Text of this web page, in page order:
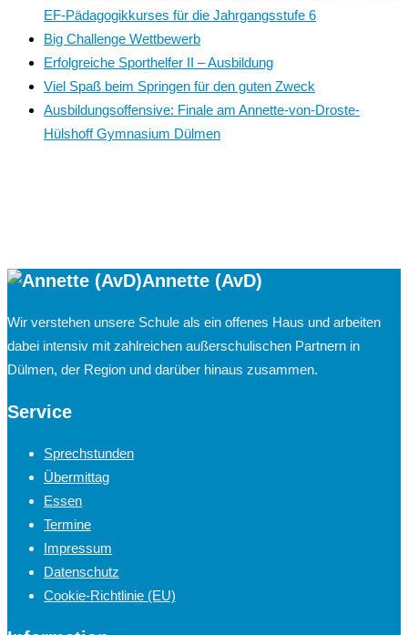
EF-Pädagogikkurses für die Jahrgangsstufe 6
Big Challenge Wettbewerb
Erfolgreiche Sporthelfer II – Ausbildung
Viel Spaß beim Springen für den guten Zweck
Ausbildungsoffensive: Finale am Annette-von-Droste-
Hülshoff Gymnasium Dülmen
Annette (AvD)
Wir verstehen unsere Schule als ein offenes Haus und arbeiten
dabei intensiv mit zahlreichen außerschulischen Partnern in
Dülmen, der Region und darüber hinaus zusammen.
Service
Sprechstunden
Übermittag
Essen
Termine
Impressum
Datenschutz
Cookie-Richtlinie (EU)